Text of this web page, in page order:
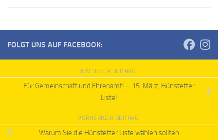
FOLGT UNS AUF FACEBOOK:
NÄCHSTER BEITRAG
Für Gemeinschaft und Ehrenamt! – 15. März, Hünstetter
Liste!
VORHERIGER BEITRAG
Warum Sie die Hünstetter Liste wählen sollten